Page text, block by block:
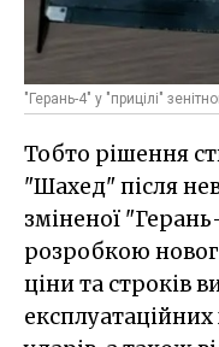
"Герань-4" у "прицілі"
Тобто рішення
"Шахед" після
зміненої
розробкою
ціни та строків